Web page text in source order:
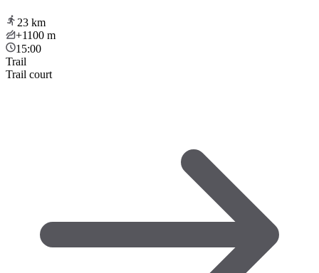
23 km
+1100 m
15:00
Trail
Trail court